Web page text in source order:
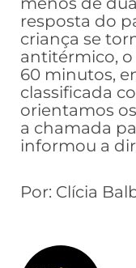
resposta do
criança se
antitérmico, o
60 minutos,
classificada
orientamos
a chamada
informou a
Por: Clícia